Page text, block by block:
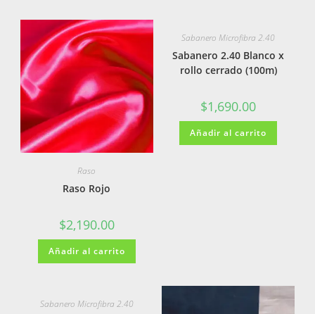
Raso
Raso Rojo
$2,190.00
Añadir al carrito
Sabanero Microfibra 2.40
Sabanero 2.40 Blanco x
rollo cerrado (100m)
$1,690.00
Añadir al carrito
Sabanero Microfibra 2.40